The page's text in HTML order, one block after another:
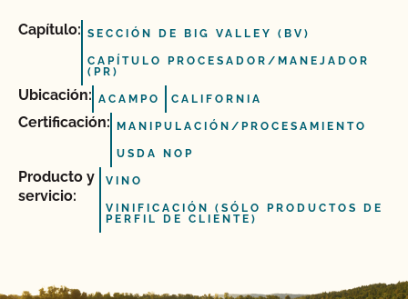
Capítulo: SECCIÓN DE BIG VALLEY (BV)
CAPÍTULO PROCESADOR/MANEJADOR
(PR)
Ubicación: ACAMPO CALIFORNIA
Certificación: MANIPULACIÓN/PROCESAMIENTO
USDA NOP
Producto y
servicio:
VINO
VINIFICACIÓN (SÓLO PRODUCTOS DE
PERFIL DE CLIENTE)